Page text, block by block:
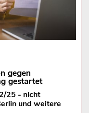
gegen
gestartet
25 - nicht
und weitere